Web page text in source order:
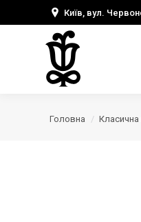
Київ, вул.
Головна Класична